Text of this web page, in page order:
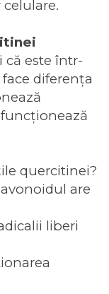
că este într-
diferența
quercitinei?
are
liberi